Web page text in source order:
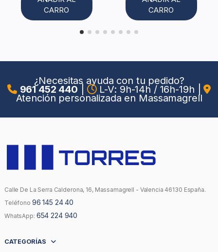
CARRO
CARRO
¿Necesitas ayuda con tu pedido?
961 452 440 L-V: 9h-14h / 16h-19h
Atención personalizada en Massamagrell
Calle De La Serra Calderona, 16, Massamagrell - Valencia 46130 España.
Teléfono 96 145 24 40
WhatsApp: 654 224 940
CATEGORÍAS